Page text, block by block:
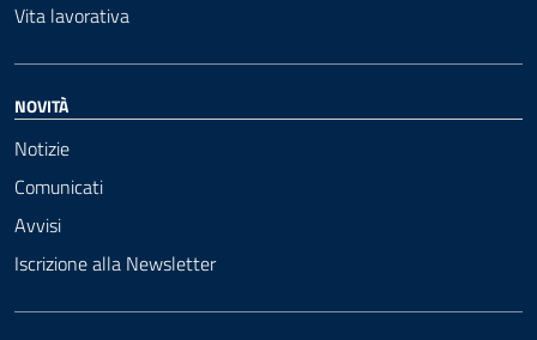
Vita lavorativa
NOVITÀ
Notizie
Comunicati
Avvisi
Iscrizione alla Newsletter